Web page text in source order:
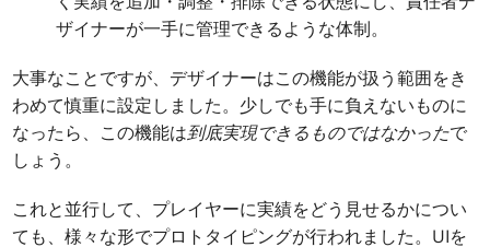
ザイナーが一手に管理できるような体制。
大事なことですが、デザイナーはこの機能が扱う範囲をき
わめて慎重に設定しました。少しでも手に負えないものに
なったら、この機能は到底実現できるものではなかったで
しょう。
これと並行して、プレイヤーに実績をどう見せるかについ
ても、様々な形でプロトタイピングが行われました。UIを